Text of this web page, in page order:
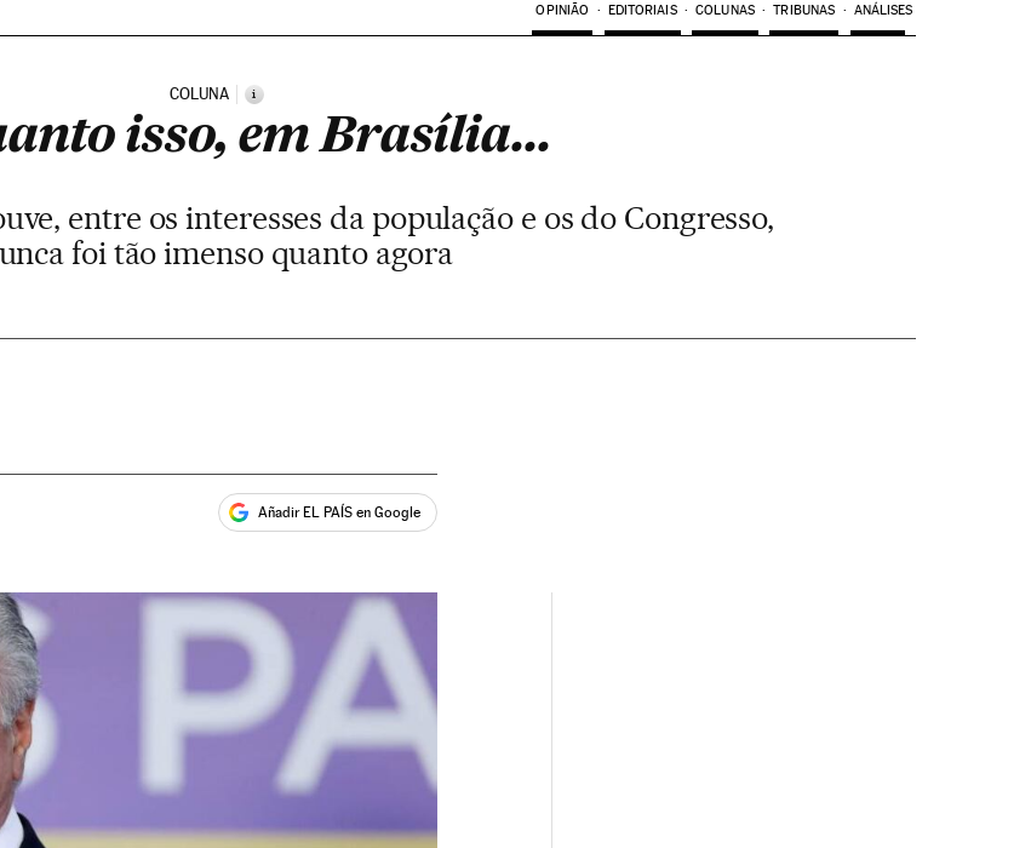
OPINIÃO EDITORIAIS COLUNAS TRIBUNAS ANÁLISES
COLUNA i
isso, em Brasília...
entre os interesses da população e os do Congresso,
foi tão imenso quanto agora
Añadir EL PAÍS en Google